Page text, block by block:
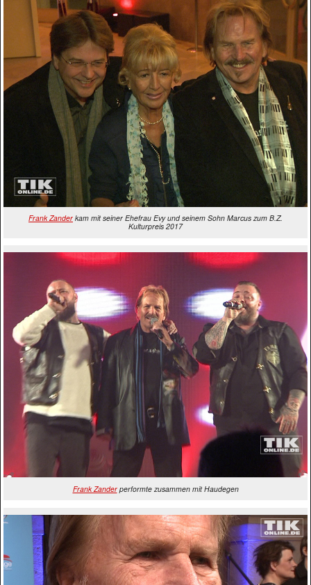
Frank Zander kam mit seiner Ehefrau Evy und seinem Sohn Marcus zum B.Z.
Kulturpreis 2017
Frank Zanderperformte zusammen mit Haudegen